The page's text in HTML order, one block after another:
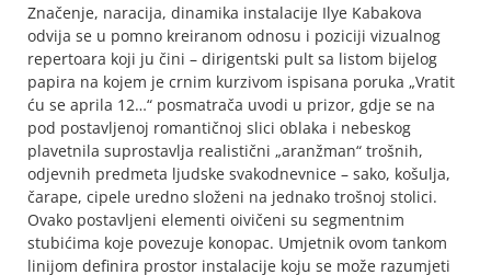
Značenje, naracija, dinamika instalacije Ilye Kabakova
odvija se u pomno kreiranom odnosu i poziciji vizualnog
repertoara koji ju čini – dirigentski pult sa listom bijelog
papira na kojem je crnim kurzivom ispisana poruka „Vratit
ću se aprila 12…“ posmatrača uvodi u prizor, gdje se na
pod postavljenoj romantičnoj slici oblaka i nebeskog
plavetnila suprostavlja realistični „aranžman“ trošnih,
odjevnih predmeta ljudske svakodnevnice – sako, košulja,
čarape, cipele uredno složeni na jednako trošnoj stolici.
Ovako postavljeni elementi oivičeni su segmentnim
stubićima koje povezuje konopac. Umjetnik ovom tankom
linijom definira prostor instalacije koju se može razumjeti